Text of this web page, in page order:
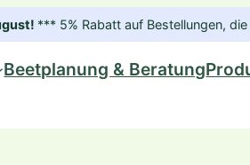
*** 5% Rabatt auf Bestellungen,
Beetplanung & Beratung